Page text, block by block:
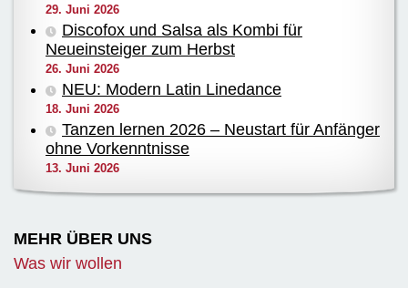
29. Juni 2026
Discofox und Salsa als Kombi für
Neueinsteiger zum Herbst
26. Juni 2026
NEU: Modern Latin Linedance
18. Juni 2026
Tanzen lernen 2026 – Neustart für Anfänger
ohne Vorkenntnisse
13. Juni 2026
MEHR ÜBER UNS
Was wir wollen